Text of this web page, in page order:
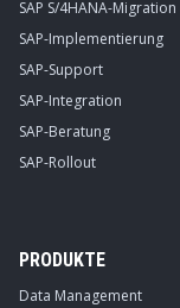
SAP S/4HANA-Migration
SAP-Implementierung
SAP-Support
SAP-Integration
SAP-Beratung
SAP-Rollout
PRODUKTE
Data Management